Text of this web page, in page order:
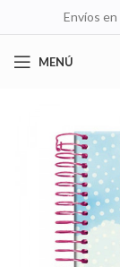
Envíos
MENÚ